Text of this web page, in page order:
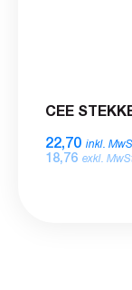
CEE
22,70 inkl.
18,76 exkl.